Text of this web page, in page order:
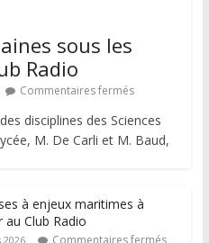
sous les
Radio
Commentaires fermés
disciplines des Sciences
M. De Carli et M. Baud,
à enjeux maritimes à
au Club Radio
2026 Commentaires fermés